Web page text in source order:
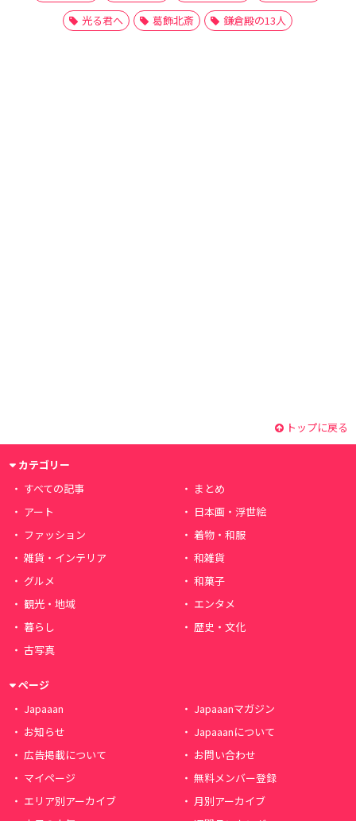
光る君へ
葛飾北斎 鎌倉殿の13人
トップに戻る
カテゴリー
すべての記事
まとめ
アート
日本画・浮世絵
ファッション
着物・和服
雑貨・インテリア
和雑貨
グルメ
和菓子
観光・地域
エンタメ
暮らし
歴史・文化
古写真
ページ
Japaaan
Japaaanマガジン
お知らせ
Japaaanについて
広告掲載について
お問い合わせ
マイページ
無料メンバー登録
エリア別アーカイブ
月別アーカイブ